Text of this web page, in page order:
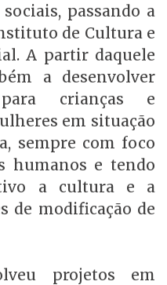
passando a
de Cultura e
A partir daquele
a desenvolver
crianças e
em situação
sempre com foco
humanos e tendo
a cultura e a
de modificação de
projetos em